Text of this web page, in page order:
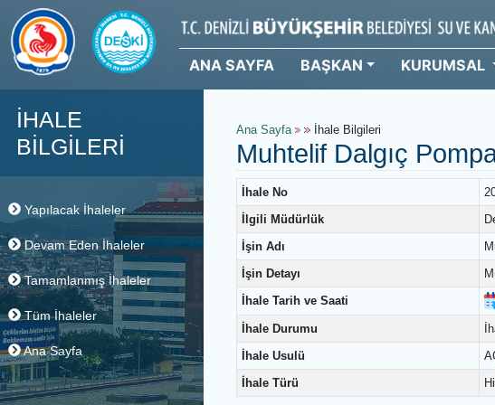
ANA SAYFA BAŞKAN
İHALE
BİLGİLERİ
Yapılacak İhaleler
Devam Eden İhaleler
Tamamlanmış İhaleler
Tüm İhaleler
Ana Sayfa
Ana Sayfa İhale Bilgileri
Muhtelif Dalgıç
İhale No
İlgili Müdürlük
İşin Adı
İşin Detayı
İhale Tarih ve Saati
İhale Durumu
İhale Usulü